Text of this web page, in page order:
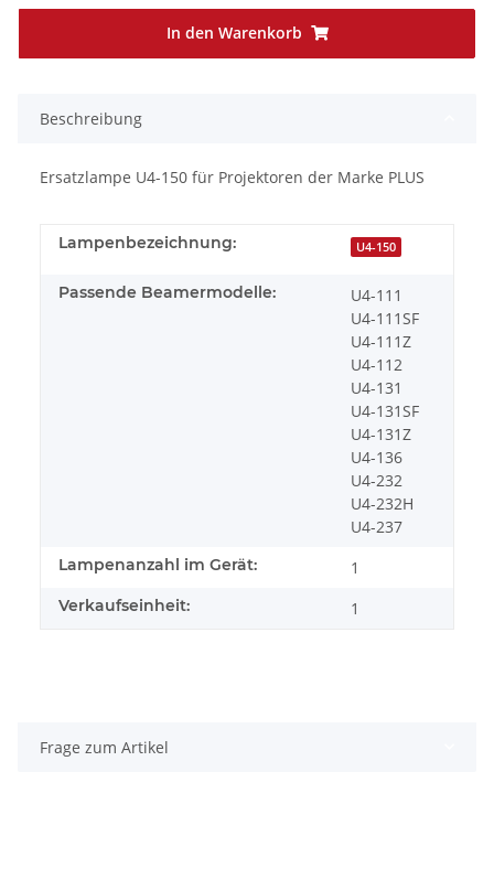
In den Warenkorb
Beschreibung
Ersatzlampe U4-150 für Projektoren der Marke PLUS
Lampenbezeichnung: U4-150
Passende Beamermodelle:
U4-111
U4-111SF
U4-111Z
U4-112
U4-131
U4-131SF
U4-131Z
U4-136
U4-232
U4-232H
U4-237
Lampenanzahl im Gerät: 1
Verkaufseinheit: 1
Frage zum Artikel